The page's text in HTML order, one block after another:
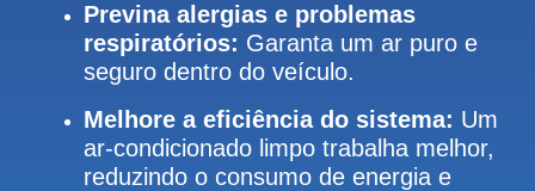
Previna alergias e problemas
respiratórios: Garanta um ar puro e
seguro dentro do veículo.
Melhore a eficiência do sistema: Um
ar-condicionado limpo trabalha melhor,
reduzindo o consumo de energia e